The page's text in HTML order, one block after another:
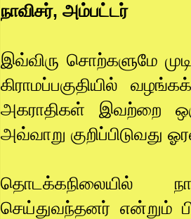
நாவிசர், அம்பட்டர்
இவ்விரு சொற்களுமே
கிராமப்பகுதியில்
அகராதிகள் இவற்றை
அவ்வாறு குறிப்பிடுவது
தொடக்கநிலையில்
செய்துவந்தனர் என்றும்